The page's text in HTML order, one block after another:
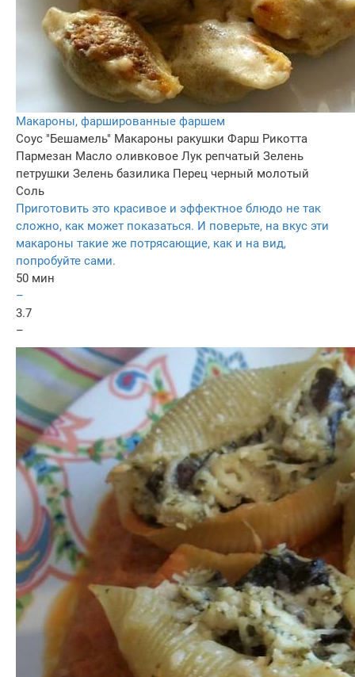
Макароны, фаршированные фаршем
Соус "Бешамель" Макароны ракушки Фарш Рикотта
Пармезан Масло оливковое Лук репчатый Зелень
петрушки Зелень базилика Перец черный молотый
Соль
Приготовить это красивое и эффектное блюдо не так
сложно, как может показаться. И поверьте, на вкус эти
макароны такие же потрясающие, как и на вид,
попробуйте сами.
50 мин
–
3.7
–